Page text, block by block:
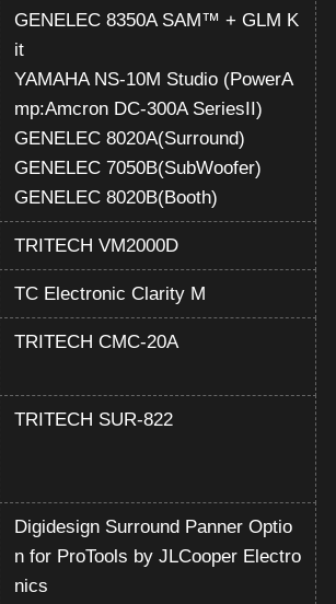
GENELEC 8350A SAM™ + GLM K
it
YAMAHA NS-10M Studio (PowerA
mp:Amcron DC-300A SeriesII)
GENELEC 8020A(Surround)
GENELEC 7050B(SubWoofer)
GENELEC 8020B(Booth)
TRITECH VM2000D
TC Electronic Clarity M
TRITECH CMC-20A
TRITECH SUR-822
Digidesign Surround Panner Optio
n for ProTools by JLCooper Electro
nics